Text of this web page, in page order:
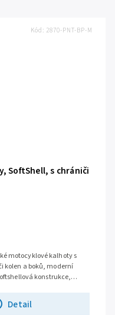
SoftShell, s chrániči
Detail
motocyklové kalhoty s
a boků, moderní
konstrukce,
Kód: 2870-PNT-BP-M